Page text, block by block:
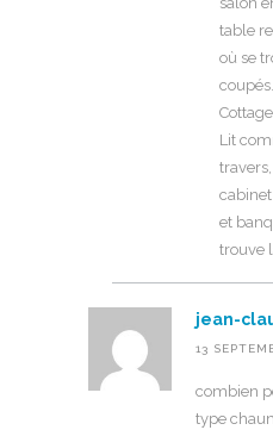
table
où se
coupés.
Lit
et
trouve
jean-
13
combien
type